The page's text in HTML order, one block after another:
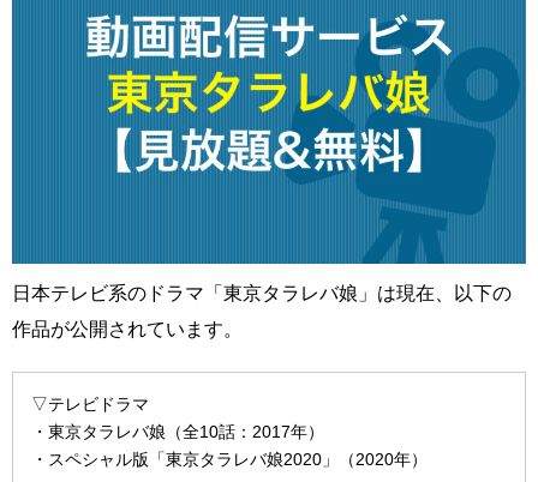
日本テレビ系のドラマ「東京タラレバ娘」は現在、以下の
作品が公開されています。
▽テレビドラマ
・東京タラレバ娘（全10話：2017年）
・スペシャル版「東京タラレバ娘2020」（2020年）